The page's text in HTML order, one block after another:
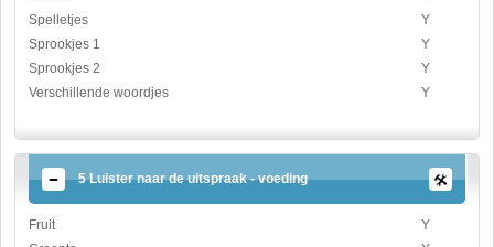
Spelletjes
Y
Sprookjes 1
Y
Sprookjes 2
Y
Verschillende woordjes
Y
5 Luister naar de uitspraak - voeding
Fruit
Y